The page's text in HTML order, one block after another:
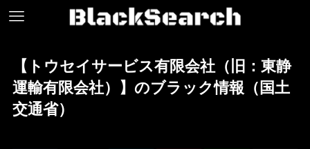
【トウセイサービス有限会社（旧：東静
運輸有限会社）】のブラック情報（国土
交通省）